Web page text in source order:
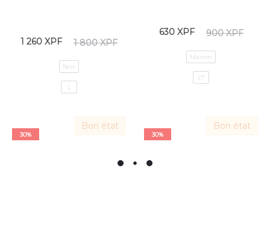
1 800XPF
1 260 XPF
Noir
L
900XPF
630 XPF
Marron
27
Bon état
30%
Bon état
30%